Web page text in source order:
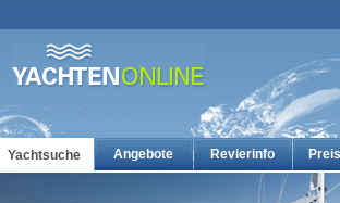
Yachtsuche Angebote Revierinfo